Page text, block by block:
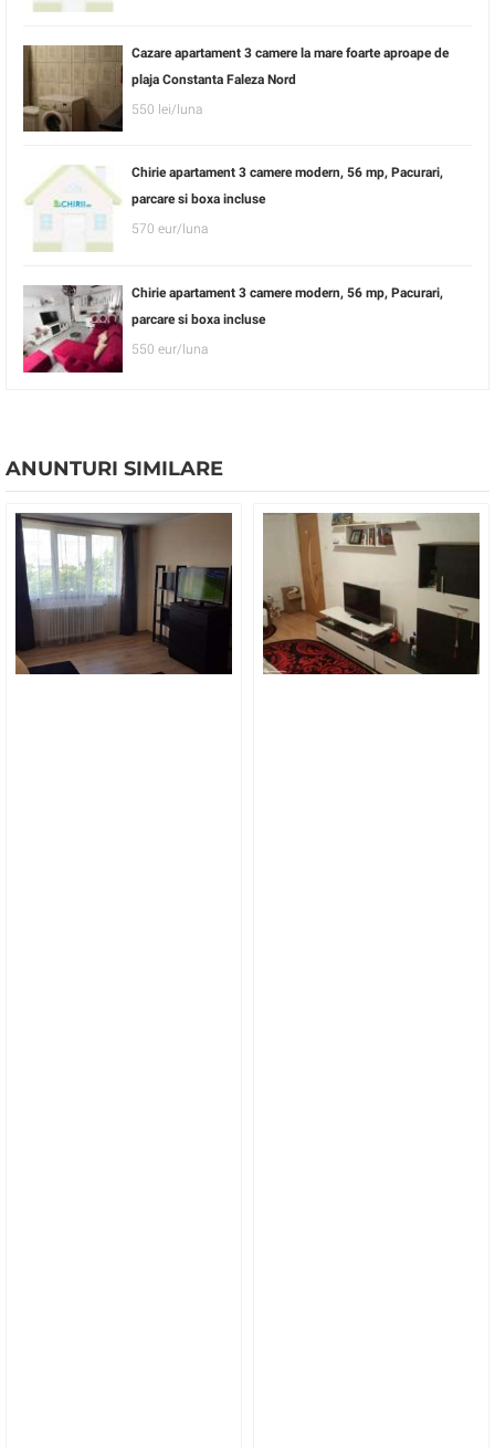
Cazare apartament 3 camere la mare foarte aproape de
plaja Constanta Faleza Nord
550 lei/luna
Chirie apartament 3 camere modern, 56 mp, Pacurari,
parcare si boxa incluse
570 eur/luna
Chirie apartament 3 camere modern, 56 mp, Pacurari,
parcare si boxa incluse
550 eur/luna
ANUNTURI SIMILARE